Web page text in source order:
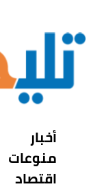
أخبار
منوعات
اقتصاد